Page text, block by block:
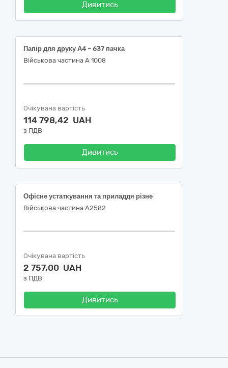
Дивитись
Папір для друку А4 – 637 пачка
Військова частина А 1008
Очікувана вартість
114 798,42 UAH
з ПДВ
Дивитись
Офісне устаткування та приладдя різне
Військова частина А2582
Очікувана вартість
2 757,00 UAH
з ПДВ
Дивитись